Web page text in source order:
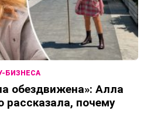
БИЗНЕСА
обездвижена»: Алла
рассказала, почему